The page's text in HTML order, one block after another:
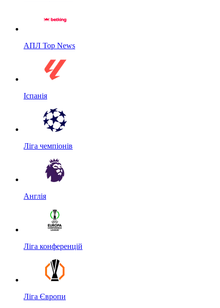
АПЛ Top News
Іспанія
Ліга чемпіонів
Англія
Ліга конференцій
Ліга Європи